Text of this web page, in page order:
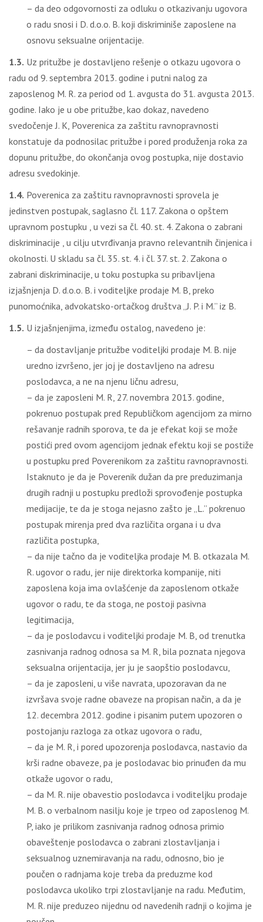
– da deo odgovornosti za odluku o otkazivanju ugovora
o radu snosi i D. d.o.o. B. koji diskriminiše zaposlene na
osnovu seksualne orijentacije.
1.3. Uz pritužbe je dostavljeno rešenje o otkazu ugovora o
radu od 9. septembra 2013. godine i putni nalog za
zaposlenog M. R. za period od 1. avgusta do 31. avgusta 2013.
godine. Iako je u obe pritužbe, kao dokaz, navedeno
svedočenje J. K, Poverenica za zaštitu ravnopravnosti
konstatuje da podnosilac pritužbe i pored produženja roka za
dopunu pritužbe, do okončanja ovog postupka, nije dostavio
adresu svedokinje.
1.4. Poverenica za zaštitu ravnopravnosti sprovela je
jedinstven postupak, saglasno čl. 117. Zakona o opštem
upravnom postupku , u vezi sa čl. 40. st. 4. Zakona o zabrani
diskriminacije , u cilju utvrđivanja pravno relevantnih činjenica i
okolnosti. U skladu sa čl. 35. st. 4. i čl. 37. st. 2. Zakona o
zabrani diskriminacije, u toku postupka su pribavljena
izjašnjenja D. d.o.o. B. i voditeljke prodaje M. B, preko
punomoćnika, advokatsko-ortačkog društva „J. P. i M.” iz B.
1.5. U izjašnjenjima, između ostalog, navedeno je:
– da dostavljanje pritužbe voditeljki prodaje M. B. nije
uredno izvršeno, jer joj je dostavljeno na adresu
poslodavca, a ne na njenu ličnu adresu,
– da je zaposleni M. R, 27. novembra 2013. godine,
pokrenuo postupak pred Republičkom agencijom za mirno
rešavanje radnih sporova, te da je efekat koji se može
postići pred ovom agencijom jednak efektu koji se postiže
u postupku pred Poverenikom za zaštitu ravnopravnosti.
Istaknuto je da je Poverenik dužan da pre preduzimanja
drugih radnji u postupku predloži sprovođenje postupka
medijacije, te da je stoga nejasno zašto je „L.” pokrenuo
postupak mirenja pred dva različita organa i u dva
različita postupka,
– da nije tačno da je voditeljka prodaje M. B. otkazala M.
R. ugovor o radu, jer nije direktorka kompanije, niti
zaposlena koja ima ovlašćenje da zaposlenom otkaže
ugovor o radu, te da stoga, ne postoji pasivna
legitimacija,
– da je poslodavcu i voditeljki prodaje M. B, od trenutka
zasnivanja radnog odnosa sa M. R, bila poznata njegova
seksualna orijentacija, jer ju je saopštio poslodavcu,
– da je zaposleni, u više navrata, upozoravan da ne
izvršava svoje radne obaveze na propisan način, a da je
12. decembra 2012. godine i pisanim putem upozoren o
postojanju razloga za otkaz ugovora o radu,
– da je M. R, i pored upozorenja poslodavca, nastavio da
krši radne obaveze, pa je poslodavac bio prinuđen da mu
otkaže ugovor o radu,
– da M. R. nije obavestio poslodavca i voditeljku prodaje
M. B. o verbalnom nasilju koje je trpeo od zaposlenog M.
P, iako je prilikom zasnivanja radnog odnosa primio
obaveštenje poslodavca o zabrani zlostavljanja i
seksualnog uznemiravanja na radu, odnosno, bio je
poučen o radnjama koje treba da preduzme kod
poslodavca ukoliko trpi zlostavljanje na radu. Međutim,
M. R. nije preduzeo nijednu od navedenih radnji o kojima je